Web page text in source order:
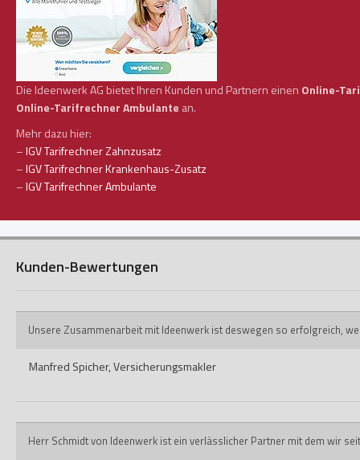
Die Ideenwerk AG bietet Ihren Kunden und Partnern einen Online-
Online-Tarifrechner Ambulante an.
Mehr dazu hier:
–IGV Tarifrechner Zahnzusatz
–IGV Tarifrechner Krankenhaus-Zusatz
–IGV Tarifrechner Ambulante
Kunden-Bewertungen
Unsere Zusammenarbeit mit Ideenwerk ist deswegen so erfolgreich,
Manfred Spicher,Versicherungsmakler
Herr Schmidt von Ideenwerk ist ein verlässlicher Partner mit dem wir